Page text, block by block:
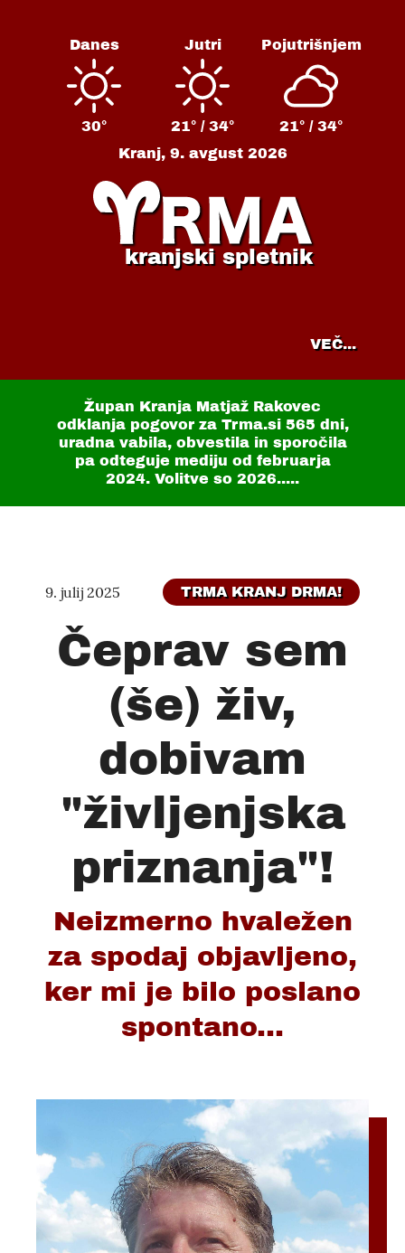
Danes
30°
Jutri
21° / 34°
Pojutrišnjem
21° / 34°
Kranj, 9. avgust 2026
kranjski spletnik
VEČ...
Župan Kranja Matjaž Rakovec
odklanja pogovor za Trma.si 565 dni,
uradna vabila, obvestila in sporočila
pa odteguje mediju od februarja
2024. Volitve so 2026.....
9. julij 2025 TRMA KRANJ DRMA!
Čeprav sem
(še) živ,
dobivam
"življenjska
priznanja"!
Neizmerno hvaležen
za spodaj objavljeno,
ker mi je bilo poslano
spontano...